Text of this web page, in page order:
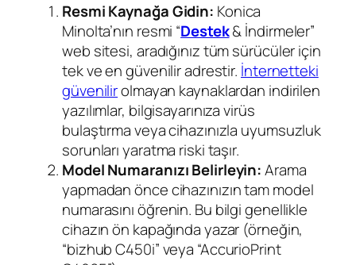
Resmi Kaynağa Gidin: Konica
Minolta’nın resmi “Destek& İndirmeler”
web sitesi, aradığınız tüm sürücüler için
tek ve en güvenilir adrestir. İnternetteki
güvenilirolmayan kaynaklardan indirilen
yazılımlar, bilgisayarınıza virüs
bulaştırma veya cihazınızla uyumsuzluk
sorunları yaratma riski taşır.
Model Numaranızı Belirleyin:Arama
yapmadan önce cihazınızın tam model
numarasını öğrenin. Bu bilgi genellikle
cihazın ön kapağında yazar (örneğin,
“bizhub C450i” veya “AccurioPrint